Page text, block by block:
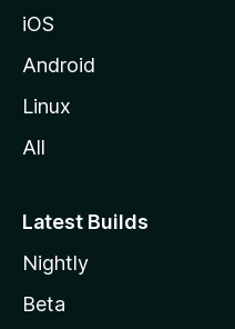
iOS
Android
Linux
All
Latest Builds
Nightly
Beta